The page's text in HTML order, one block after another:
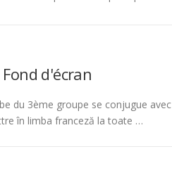
d'écran
du 3ème groupe se conjugue
în limba franceză la toate …